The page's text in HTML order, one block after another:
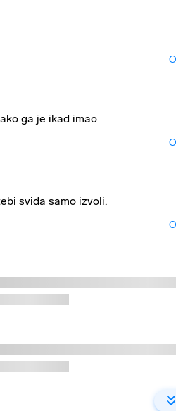
ga je ikad imao
sviđa samo izvoli.